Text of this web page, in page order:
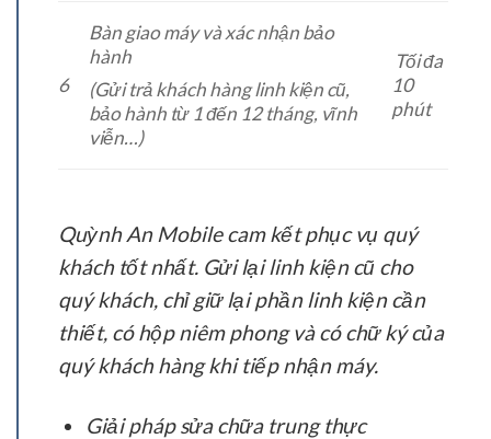
6
Bàn giao máy và xác nhận bảo
hành
(Gửi trả khách hàng linh kiện cũ,
bảo hành từ 1 đến 12 tháng, vĩnh
viễn…)
Tối đa
10
phút
Quỳnh An Mobile cam kết phục vụ quý
khách tốt nhất. Gửi lại linh kiện cũ cho
quý khách, chỉ giữ lại phần linh kiện cần
thiết, có hộp niêm phong và có chữ ký của
quý khách hàng khi tiếp nhận máy.
Giải pháp sửa chữa trung thực